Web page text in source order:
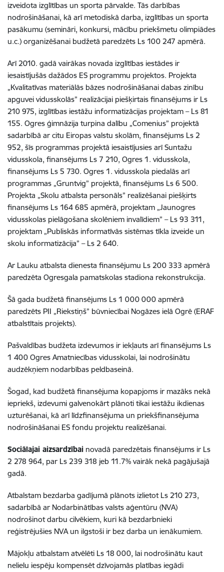
izveidota izglītības un sporta pārvalde. Tās darbības
nodrošināšanai, kā arī metodiskā darba, izglītības un sporta
pasākumu (semināri, konkursi, mācību priekšmetu olimpiādes
u.c.) organizēšanai budžetā paredzēts Ls 100 247 apmērā.
Arī 2010. gadā vairākas novada izglītības iestādes ir
iesaistījušās dažādos ES programmu projektos. Projekta
„Kvalitatīvas materiālās bāzes nodrošināšanai dabas zinību
apguvei vidusskolās” realizācijai piešķirtais finansējums ir Ls
210 975, izglītības iestāžu informatizācijas projektam – Ls 81
155. Ogres ģimnāzija turpina dalību „Comenius” projektā
sadarbībā ar citu Eiropas valstu skolām, finansējums Ls 2
952, šīs programmas projektā iesaistījusies arī Suntažu
vidusskola, finansējums Ls 7 210, Ogres 1. vidusskola,
finansējums Ls 5 730. Ogres 1. vidusskola piedalās arī
programmas „Gruntvig” projektā, finansējums Ls 6 500.
Projekta „Skolu atbalsta personāls” realizēšanai piešķirts
finansējums Ls 164 685 apmērā, projektam „Jaunogres
vidusskolas pielāgošana skolēniem invalīdiem” – Ls 93 311,
projektam „Publiskās informatīvās sistēmas tīkla izveide un
skolu informatizācija” – Ls 2 640.
Ar Lauku atbalsta dienesta finansējumu Ls 200 333 apmērā
paredzēta Ogresgala pamatskolas stadiona rekonstrukcija.
Šā gada budžetā finansējums Ls 1 000 000 apmērā
paredzēts PII „Riekstiņš” būvniecībai Nogāzes ielā Ogrē (ERAF
atbalstītais projekts).
Pašvaldības budžeta izdevumos ir iekļauts arī finansējums Ls
1 400 Ogres Amatniecības vidusskolai, lai nodrošinātu
audzēkņiem nodarbības peldbaseinā.
Šogad, kad budžetā finansējuma kopapjoms ir mazāks nekā
iepriekš, izdevumi galvenokārt plānoti tikai iestāžu ikdienas
uzturēšanai, kā arī līdzfinansējuma un priekšfinansējuma
nodrošināšanai ES fondu projektu realizēšanai.
Sociālajai aizsardzībai novadā paredzētais finansējums ir Ls
2 278 964, par Ls 239 318 jeb 11.7% vairāk nekā pagājušajā
gadā.
Atbalstam bezdarba gadījumā plānots izlietot Ls 210 273,
sadarbībā ar Nodarbinātības valsts aģentūru (NVA)
nodrošinot darbu cilvēkiem, kuri kā bezdarbnieki
reģistrējušies NVA un ilgstoši ir bez darba un ienākumiem.
Mājokļu atbalstam atvēlēti Ls 18 000, lai nodrošinātu kaut
nelielu iespēju kompensēt dzīvojamās platības iegādi